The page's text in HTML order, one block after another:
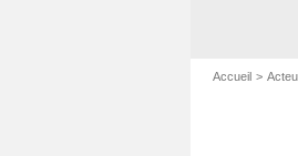
Accueil